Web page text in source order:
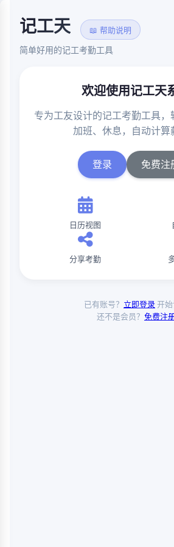
记工天 📖 帮助说明
简单好用的记工考勤工具
欢迎使用记工天
专为工友设计的记工考勤工具，
加班、休息，自动计算
登录 免费注
日历视图
分享考勤
已有账号？ 立即登录开
还不是会员？ 免费注